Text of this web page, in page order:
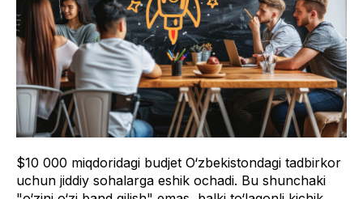
$10 000 miqdoridagi budjet O‘zbekistondagi tadbirkor
uchun jiddiy sohalarga eshik ochadi. Bu shunchaki